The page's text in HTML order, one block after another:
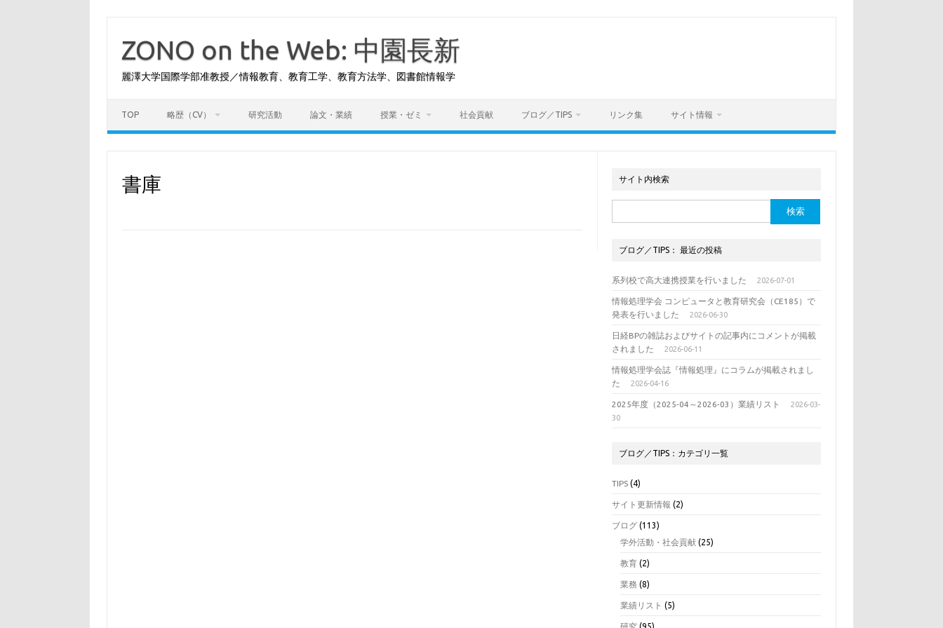
ZONO on the Web: 中園長新
麗澤大学国際学部准教授／情報教育、教育工学、教育方法学、図書館情報学
TOP 略歴（CV） 研究活動 論文・業績 授業・ゼミ 社会貢献 ブログ／TIPS リンク集 サイト情報
書庫 サイト内検索
索:
ブログ／TIPS： 最近の投稿
系列校で高大連携授業を行いました 2026-07-01
情報処理学会 コンピュータと教育研究会（CE185）で
発表を行いました
2026-06-30
日経BPの雑誌およびサイトの記事内にコメントが掲載
されました
2026-06-11
情報処理学会誌『情報処理』にコラムが掲載されまし
た
2026-04-16
2025年度（2025-04～2026-03）業績リスト
2026-03-
30
ブログ／TIPS：カテゴリ一覧
TIPS (4)
サイト更新情報 (2)
ブログ (113)
学外活動・社会貢献 (25)
教育 (2)
業務 (8)
業績リスト (5)